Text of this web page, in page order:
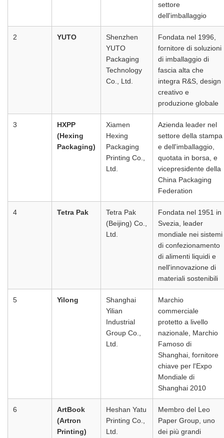
settore
dell'imballaggio
2 YUTO
Shenzhen
YUTO
Packaging
Technology
Co., Ltd.
Fondata nel 1996,
fornitore di soluzioni
di imballaggio di
fascia alta che
integra R&S, design
creativo e
produzione globale
3
HXPP
(Hexing
Packaging)
Xiamen
Hexing
Packaging
Printing Co.,
Ltd.
Azienda leader nel
settore della stampa
e dell'imballaggio,
quotata in borsa, e
vicepresidente della
China Packaging
Federation
4 Tetra Pak
Tetra Pak
(Beijing) Co.,
Ltd.
Fondata nel 1951 in
Svezia, leader
mondiale nei sistemi
di confezionamento
di alimenti liquidi e
nell'innovazione di
materiali sostenibili
5 Yilong
Shanghai
Yilian
Industrial
Group Co.,
Ltd.
Marchio
commerciale
protetto a livello
nazionale, Marchio
Famoso di
Shanghai, fornitore
chiave per l'Expo
Mondiale di
Shanghai 2010
6
ArtBook
(Artron
Printing)
Heshan Yatu
Printing Co.,
Ltd.
Membro del Leo
Paper Group, uno
dei più grandi